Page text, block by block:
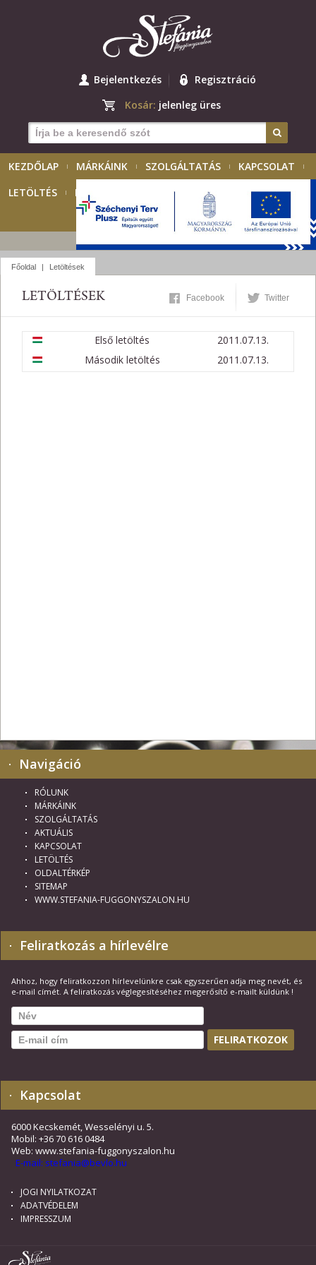
Bejelentkezés
Regisztráció
Kosár: jelenleg üres
KEZDŐLAP MÁRKÁINK SZOLGÁLTATÁS
KAPCSOLAT
LETÖLTÉS
KIÁLLÍTÁSOK PÁLYÁZAT
MAGYAR
Főoldal | Letöltések
LETÖLTÉSEK Facebook Twitter
Első letöltés
2011.07.13.
Második letöltés
2011.07.13.
Navigáció
RÓLUNK
MÁRKÁINK
SZOLGÁLTATÁS
AKTUÁLIS
KAPCSOLAT
LETÖLTÉS
OLDALTÉRKÉP
SITEMAP
WWW.STEFANIA-FUGGONYSZALON.HU
Feliratkozás a hírlevélre
Ahhoz, hogy feliratkozzon hírlevelünkre csak egyszerűen adja meg nevét, és
e-mail címét. A feliratkozás véglegesítéséhez megerősítő e-mailt küldünk !
Kapcsolat
6000 Kecskemét, Wesselényi u. 5.
Mobil: +36 70 616 0484
Web: www.stefania-fuggonyszalon.hu
E-mail: stefania@bevlo.hu
JOGI NYILATKOZAT
ADATVÉDELEM
IMPRESSZUM